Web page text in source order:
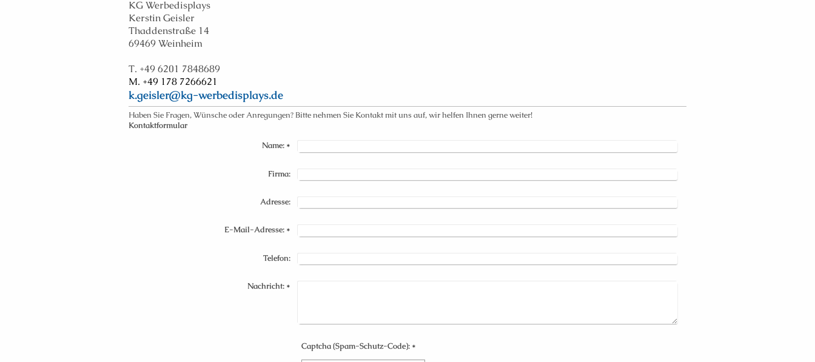
KG Werbedisplays
Kerstin Geisler
Thaddenstraße 14
69469Weinheim
T. +49 6201 7848689
M. +49 178 7266621
k.geisler@kg-werbedisplays.de
Haben Sie Fragen, Wünsche oder Anregungen? Bitte nehmen Sie Kontakt mit uns auf, wir helfen Ihnen gerne weiter!
Kontaktformular
Name:*
Firma:
Adresse:
E-Mail-Adresse:*
Telefon:
Nachricht:*
Captcha (Spam-Schutz-Code): *